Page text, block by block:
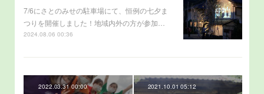
7/6にさとのみせの駐車場にて、恒例の七夕ま
つりを開催しました！地域内外の方が参加…
2024.08.06 00:36
2022.03.31 00:00 2021.10.01 05:12